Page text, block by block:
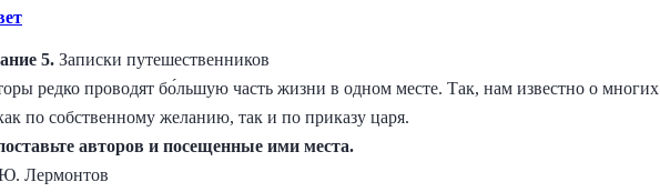
5. Записки путешественников
редко проводят бо́льшую часть жизни в одном месте. Так, нам известно о
по собственному желанию, так и по приказу царя.
авторов и посещенные ими места.
Лермонтов